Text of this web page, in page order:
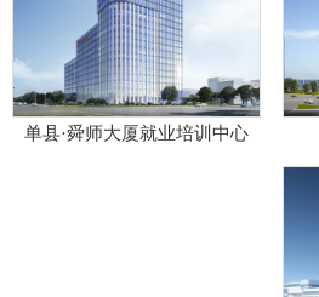
单县·舜师大厦就业培训中心